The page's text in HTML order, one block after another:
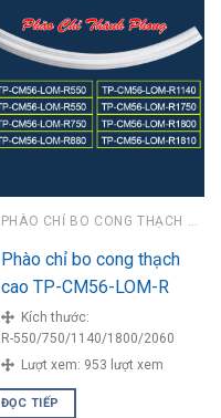
Phào chỉ bo cong thạch
cao TP-CM56-LOM-R
Kích thước:
R-550/750/1140/1800/2060
Lượt xem: 953 lượt xem
ĐỌC TIẾP